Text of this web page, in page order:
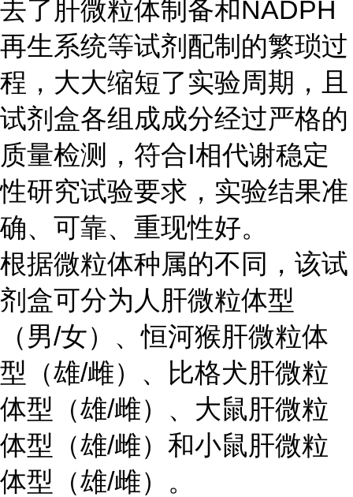
去了肝微粒体制备和NADPH
再生系统等试剂配制的繁琐过
程，大大缩短了实验周期，且
试剂盒各组成成分经过严格的
质量检测，符合Ⅰ相代谢稳定
性研究试验要求，实验结果准
确、可靠、重现性好。
根据微粒体种属的不同，该试
剂盒可分为人肝微粒体型
（男/女）、恒河猴肝微粒体
型（雄/雌）、比格犬肝微粒
体型（雄/雌）、大鼠肝微粒
体型（雄/雌）和小鼠肝微粒
体型（雄/雌）。